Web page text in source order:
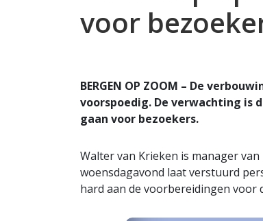
voor
BERGEN OP ZOOM – De
voorspoedig. De verwachting is
gaan voor bezoekers.
Walter van Krieken is manager van
woensdagavond laat verstuurd
hard aan de voorbereidingen voor